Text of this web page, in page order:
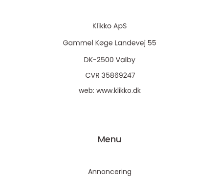
web: www.klikko.dk
Menu
Annoncering